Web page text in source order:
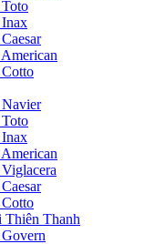
Thiên Thanh